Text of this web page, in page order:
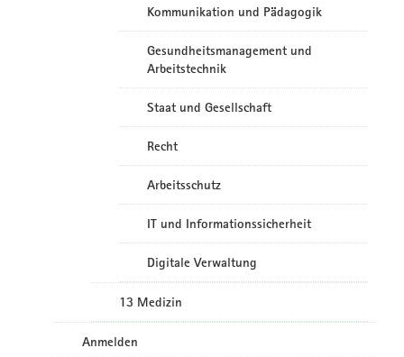
Kommunikation und Pädagogik
Gesundheitsmanagement und
Arbeitstechnik
Staat und Gesellschaft
Recht
Arbeitsschutz
IT und Informationssicherheit
Digitale Verwaltung
13 Medizin
Anmelden